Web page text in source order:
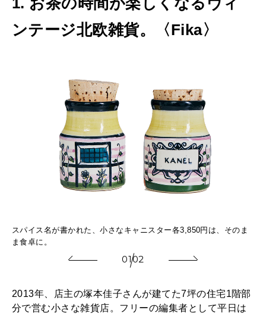
ンテージ北欧雑貨。〈Fika〉
スパイス名が書かれた、小さなキャニスター各3,850円は、そのま
ま食卓に。
0102
2013年、店主の塚本佳子さんが建てた7坪の住宅1階部
分で営む小さな雑貨店。フリーの編集者として平日は